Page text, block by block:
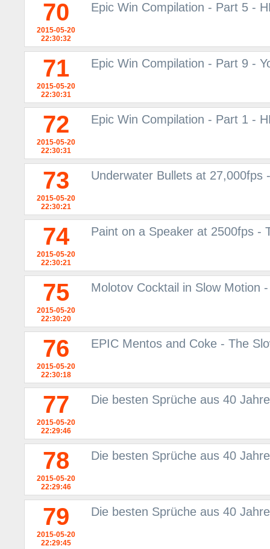
70
2015-05-20
22:30:32
Epic Win Compilation - Part 5 -
71
2015-05-20
22:30:31
Epic Win Compilation - Part 9 -
72
2015-05-20
22:30:31
Epic Win Compilation - Part 1 -
73
2015-05-20
22:30:21
Underwater Bullets at 27,000fps
74
2015-05-20
22:30:21
Paint on a Speaker at 2500fps -
75
2015-05-20
22:30:20
Molotov Cocktail in Slow Motion
76
2015-05-20
22:30:18
EPIC Mentos and Coke - The
77
2015-05-20
22:29:46
Die besten Sprüche aus 40
78
2015-05-20
22:29:46
Die besten Sprüche aus 40
79
2015-05-20
22:29:45
Die besten Sprüche aus 40